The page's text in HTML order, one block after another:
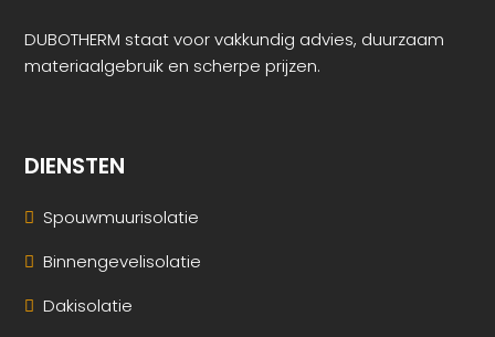
DUBOTHERM staat voor vakkundig advies, duurzaam
materiaalgebruik en scherpe prijzen.
DIENSTEN
Spouwmuurisolatie
Binnengevelisolatie
Dakisolatie